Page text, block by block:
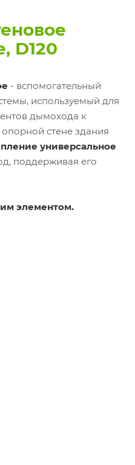
D120
- вспомогательный
используемый для
дымохода к
стене здания
универсальное
поддерживая его
элементом.